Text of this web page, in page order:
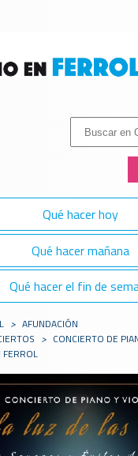
Buscar:
Qué hacer hoy
Qué hacer mañana
Qué hacer el fin de
> AFUNDACIÓN
> CONCIERTO DE
FERROL